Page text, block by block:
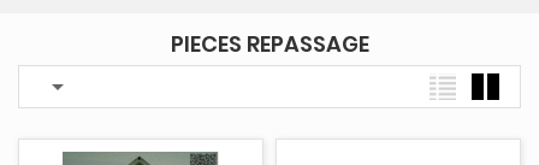
PIECES REPASSAGE
